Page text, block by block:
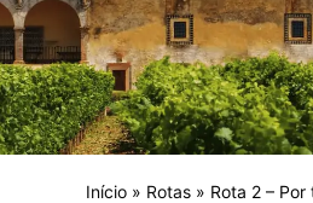
Início » Rotas » Rota 2 –